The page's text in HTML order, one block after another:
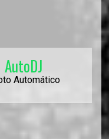
AutoDJ
Automático